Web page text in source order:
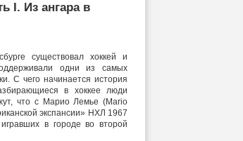
I. Из ангара в
существовал хоккей и
одни из самых
C чего начинается история
в хоккее люди
что с Марио Лемье (Mario
экспансии» НХЛ 1967
в городе во второй